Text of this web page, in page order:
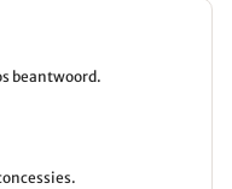
beantwoord.